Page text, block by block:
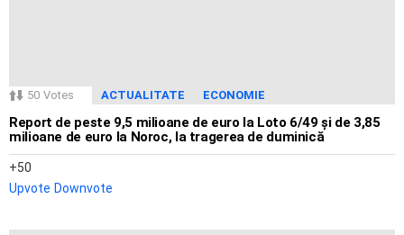
50 Votes ACTUALITATE ECONOMIE
Report de peste 9,5 milioane de euro la Loto 6/49 și de 3,85
milioane de euro la Noroc, la tragerea de duminică
50
Upvote Downvote